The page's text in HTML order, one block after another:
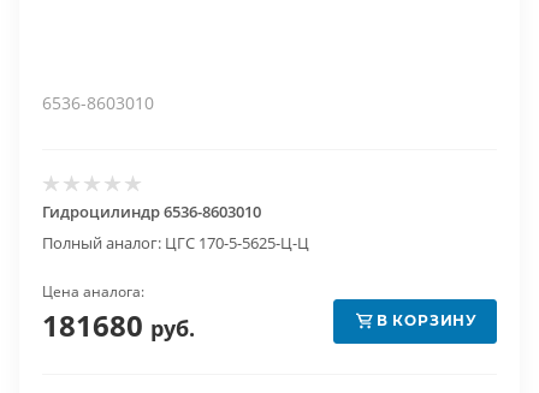
6536-8603010
Гидроцилиндр 6536-8603010
Полный аналог: ЦГС 170-5-5625-Ц-Ц
Цена аналога:
181680 руб. В КОРЗИНУ